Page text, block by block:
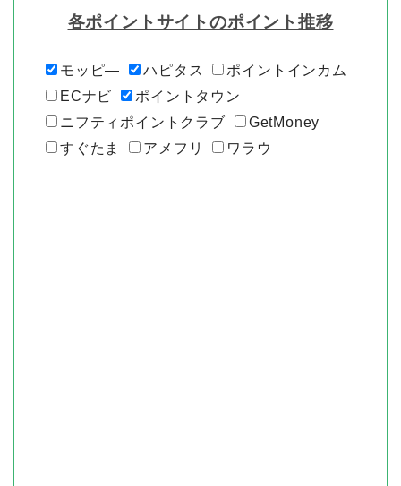
各ポイントサイトのポイント推移
モッピ― ハピタス
ポイントインカム
ECナビ
ポイントタウン
ニフティポイントクラブ
GetMoney
すぐたま
アメフリ ワラウ